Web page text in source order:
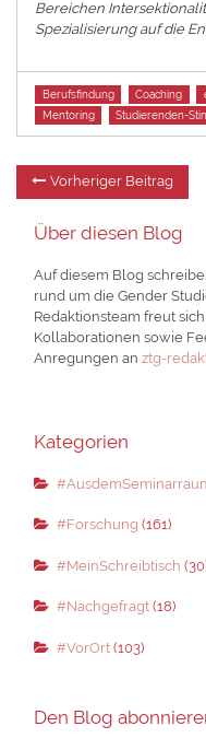
Bereichen
Spezialisierung auf die
Tags
Berufsfindung Coaching
Mentoring
Studierenden-
Vorheriger Beitrag
Über diesen Blog
Auf diesem Blog
rund um die Gender
Redaktionsteam freut
Kollaborationen sowie
Anregungen anztg-
Kategorien
#Forschung (161)
#MeinSchreibtisch
#Nachgefragt(18)
#VorOrt(103)
Den Blog